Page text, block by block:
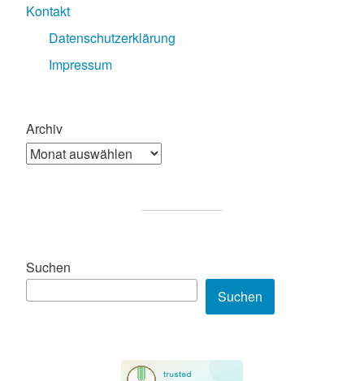
Kontakt
Datenschutzerklärung
Impressum
Archiv
Suchen
Suchen